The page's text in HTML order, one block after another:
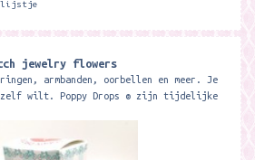
jewelry flowers
armbanden, oorbellen en meer. Je
zelf wilt. Poppy Drops ® zijn tijdelijke